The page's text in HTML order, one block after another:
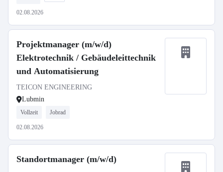
02.08.2026
Projektmanager (m/w/d)
Elektrotechnik / Gebäudeleittechnik
und Automatisierung
TEICON ENGINEERING
Lubmin
Vollzeit Jobrad
02.08.2026
Standortmanager (m/w/d)